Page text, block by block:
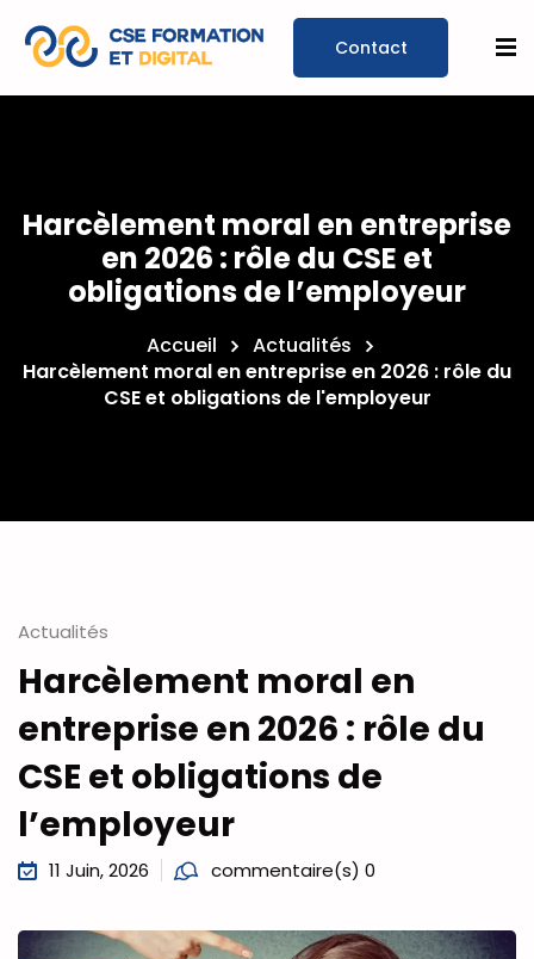
vous
Harcèlement moral en entreprise
en 2026 : rôle du CSE et
obligations de l’employeur
Accueil
Actualités
Harcèlement moral en entreprise en 2026 : rôle du
CSE et obligations de l'employeur
Actualités
Harcèlement moral en
entreprise en 2026 : rôle du
CSE et obligations de
l’employeur
11 Juin, 2026 commentaire(s) 0